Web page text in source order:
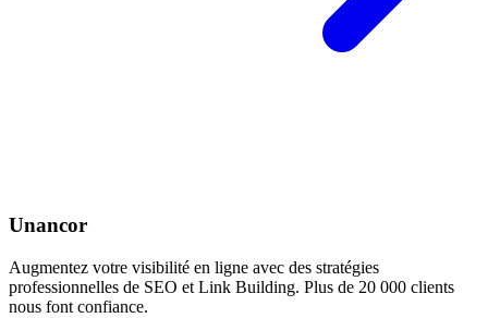
Unancor
Augmentez votre visibilité en ligne avec des stratégies
professionnelles de SEO et Link Building. Plus de 20 000 clients
nous font confiance.